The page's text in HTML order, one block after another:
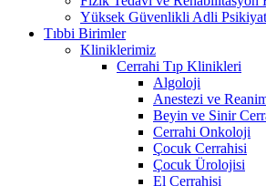
Yüksek Güvenlikli Adli
Tıbbi Birimler
Kliniklerimiz
Cerrahi Tıp Klinikleri
Algoloji
Anestezi ve
Beyin ve Sinir
Cerrahi Onkoloji
Çocuk Cerrahisi
Çocuk Ürolojisi
El Cerrahisi